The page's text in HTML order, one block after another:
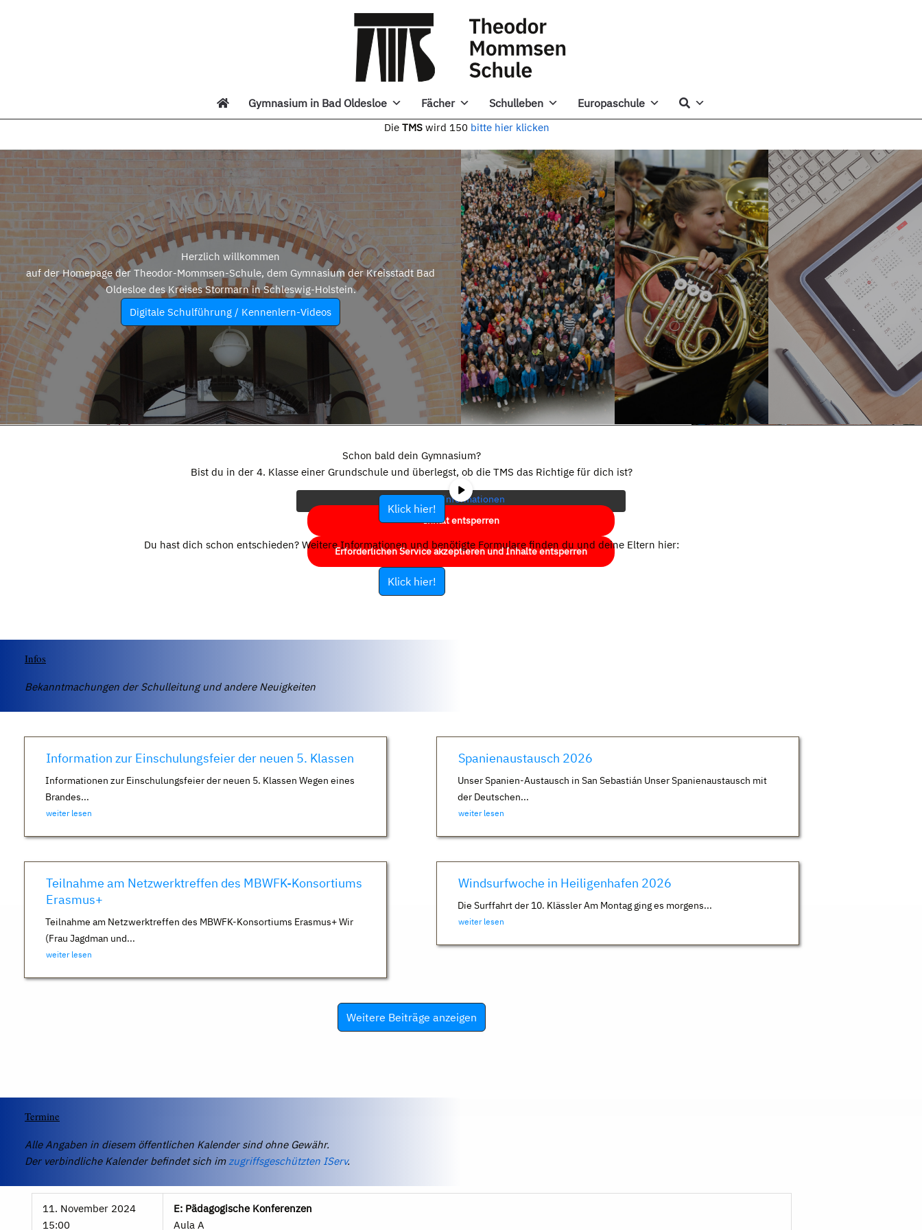
Gymnasium in Bad Oldesloe Fächer Schulleben Europaschule
Die TMS wird 150 bitte hier klicken
Herzlich willkommen
auf der Homepage der Theodor-Mommsen-Schule, dem Gymnasium der Kreisstadt Bad
Oldesloe des Kreises Stormarn in Schleswig-Holstein.
Digitale Schulführung / Kennenlern-Videos
eigentlichen Inhalt zuzugreifen, klicken Sie auf die Schaltfläche unten.
Bitte beachten Sie, dass dabei Daten an Drittanbieter weitergegeben
werden.
Mehr Informationen
Inhalt entsperren
Erforderlichen Service akzeptieren und Inhalte entsperren
Schon bald dein Gymnasium?
Bist du in der 4. Klasse einer Grundschule und überlegst, ob die TMS das Richtige für dich ist?
Klick hier!
Du hast dich schon entschieden? Weitere Informationen und benötigte Formulare finden du und deine Eltern hier:
Klick hier!
Infos
Bekanntmachungen der Schulleitung und andere Neuigkeiten
Information zur Einschulungsfeier der neuen 5. Klassen
Informationen zur Einschulungsfeier der neuen 5. Klassen Wegen eines
Brandes...
weiter lesen
Spanienaustausch 2026
Unser Spanien-Austausch in San Sebastián Unser Spanienaustausch mit
der Deutschen...
weiter lesen
Teilnahme am Netzwerktreffen des MBWFK-Konsortiums
Erasmus+
Teilnahme am Netzwerktreffen des MBWFK-Konsortiums Erasmus+ Wir
(Frau Jagdman und...
weiter lesen
Windsurfwoche in Heiligenhafen 2026
Die Surffahrt der 10. Klässler Am Montag ging es morgens...
weiter lesen
Weitere Beiträge anzeigen
Termine
Alle Angaben in diesem öffentlichen Kalender sind ohne Gewähr.
Der verbindliche Kalender befindet sich imzugriffsgeschützten IServ.
11. November 2024
15:00
E: Pädagogische Konferenzen
Aula A